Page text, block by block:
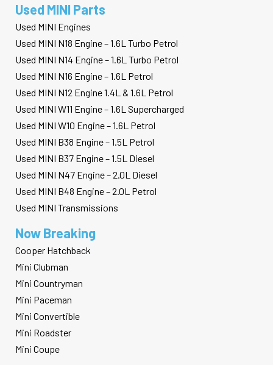
Now Breaking
Cooper Hatchback
Mini Clubman
Mini Countryman
Mini Paceman
Mini Convertible
Mini Roadster
Mini Coupe
Used MINI Parts
Used MINI Engines
Used MINI N18 Engine – 1.6L Turbo Petrol
Used MINI N14 Engine – 1.6L Turbo Petrol
Used MINI N16 Engine – 1.6L Petrol
Used MINI N12 Engine 1.4L & 1.6L Petrol
Used MINI W11 Engine – 1.6L Supercharged
Used MINI W10 Engine – 1.6L Petrol
Used MINI B38 Engine – 1.5L Petrol
Used MINI B37 Engine – 1.5L Diesel
Used MINI N47 Engine – 2.0L Diesel
Used MINI B48 Engine – 2.0L Petrol
Used MINI Transmissions